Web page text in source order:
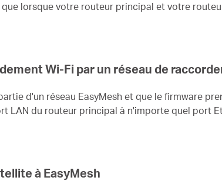
lorsque votre routeur principal et votre
Wi-Fi par un réseau de
d'un réseau EasyMesh et que le firmware
LAN du routeur principal à n'importe quel port
à EasyMesh